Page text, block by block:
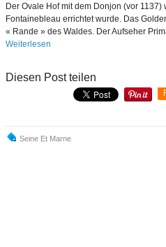
Der Ovale Hof mit dem Donjon (vor
Fontainebleau errichtet wurde. Das
« Rande » des Waldes. Der Aufseher
Weiterlesen
Diesen Post teilen
Seine Et Marne